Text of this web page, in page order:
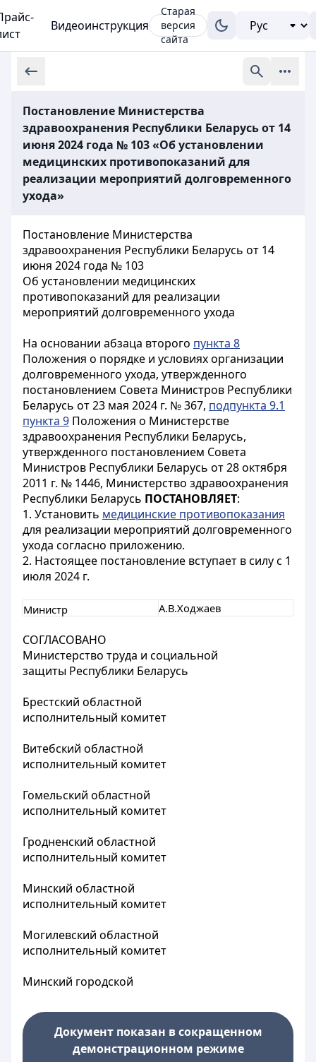
Видеоинструкция
Старая
версия
сайта
Постановление Министерства
здравоохранения Республики Беларусь от 14
июня 2024 года № 103 «Об установлении
медицинских противопоказаний для
реализации мероприятий долговременного
ухода»
Постановление Министерства
здравоохранения Республики Беларусь от 14
июня 2024 года № 103
Об установлении медицинских
противопоказаний для реализации
мероприятий долговременного ухода
На основании абзаца второго пункта 8
Положения о порядке и условиях организации
долговременного ухода, утвержденного
постановлением Совета Министров Республики
Беларусь от 23 мая 2024 г. № 367, подпункта 9.1
пункта 9 Положения о Министерстве
здравоохранения Республики Беларусь,
утвержденного постановлением Совета
Министров Республики Беларусь от 28 октября
2011 г. № 1446, Министерство здравоохранения
Республики Беларусь ПОСТАНОВЛЯЕТ:
1. Установить медицинские противопоказания
для реализации мероприятий долговременного
ухода согласно приложению.
2. Настоящее постановление вступает в силу с 1
июля 2024 г.
Министр А.В.Ходжаев
СОГЛАСОВАНО
Министерство труда и социальной
защиты Республики Беларусь
Брестский областной
исполнительный комитет
Витебский областной
исполнительный комитет
Гомельский областной
исполнительный комитет
Гродненский областной
исполнительный комитет
Минский областной
исполнительный комитет
Могилевский областной
исполнительный комитет
Минский городской
Документ показан в сокращенном
демонстрационном режиме